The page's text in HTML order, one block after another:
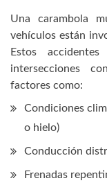
Una carambola
vehículos están
Estos
intersecciones
factores como:
Condiciones
o hielo)
Conducción
Frenadas